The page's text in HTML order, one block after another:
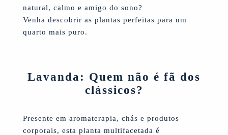
natural, calmo e amigo do sono?
Venha descobrir as plantas perfeitas para um
quarto mais puro.
Lavanda: Quem não é fã dos
clássicos?
Presente em aromaterapia, chás e produtos
corporais, esta planta multifacetada é